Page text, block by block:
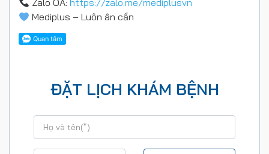
Zalo OA: https://zalo.me/mediplusvn
Mediplus – Luôn ân cần
ĐẶT LỊCH KHÁM BỆNH